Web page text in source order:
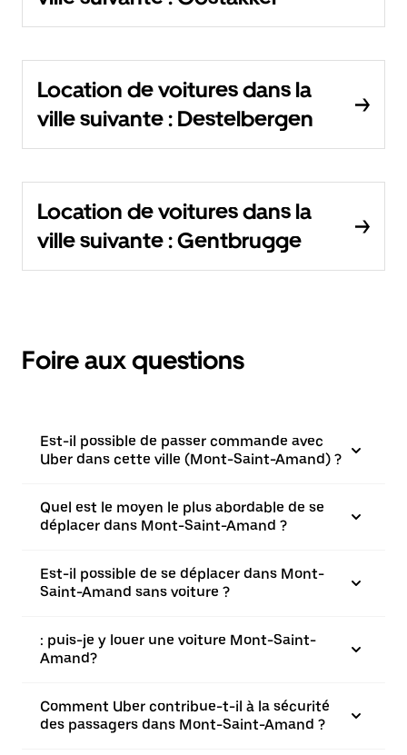
Location de voitures dans la
ville suivante : Destelbergen
Location de voitures dans la
ville suivante : Gentbrugge
Foire aux questions
Est-il possible de passer commande avec
Uber dans cette ville (Mont-Saint-Amand) ?
Quel est le moyen le plus abordable de se
déplacer dans Mont-Saint-Amand ?
Est-il possible de se déplacer dans Mont-
Saint-Amand sans voiture ?
: puis-je y louer une voiture Mont-Saint-
Amand?
Comment Uber contribue-t-il à la sécurité
des passagers dans Mont-Saint-Amand ?